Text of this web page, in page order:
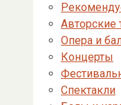
Авторские
Опера и
Концерты
Спектакли